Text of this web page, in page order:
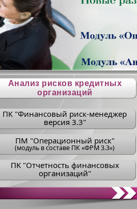
Анализ рисков кредитных
организаций
ПК "Финансовый риск-менеджер
версия 3.3"
ПM "Операционный риск"
(модуль в составе ПК «ФРМ 3.3»)
ПK "Отчетность финансовых
организаций"